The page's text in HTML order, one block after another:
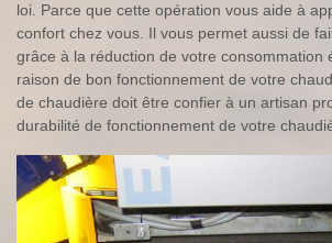
loi. Parce que cette opération vous aide à
confort chez vous. Il vous permet aussi de
grâce à la réduction de votre consommation
raison de bon fonctionnement de votre
de chaudière doit être confier à un artisan
durabilité de fonctionnement de votre